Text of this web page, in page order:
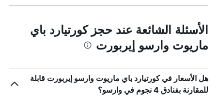
الأسئلة الشائعة عند حجز كورتيارد باي
ماريوت وارسو إيربورت
هل الأسعار في كورتيارد باي ماريوت وارسو إيربورت قابلة
للمقارنة بفنادق 4 نجوم في وارسو؟